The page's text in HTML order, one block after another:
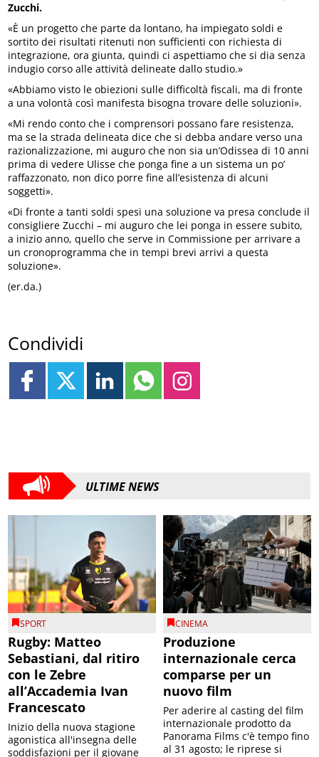
Zucchi.
«È un progetto che parte da lontano, ha impiegato soldi e
sortito dei risultati ritenuti non sufficienti con richiesta di
integrazione, ora giunta, quindi ci aspettiamo che si dia senza
indugio corso alle attività delineate dallo studio.»
«Abbiamo visto le obiezioni sulle difficoltà fiscali, ma di fronte
a una volontà così manifesta bisogna trovare delle soluzioni».
«Mi rendo conto che i comprensori possano fare resistenza,
ma se la strada delineata dice che si debba andare verso una
razionalizzazione, mi auguro che non sia un’Odissea di 10 anni
prima di vedere Ulisse che ponga fine a un sistema un po’
raffazzonato, non dico porre fine all’esistenza di alcuni
soggetti».
«Di fronte a tanti soldi spesi una soluzione va presa conclude il
consigliere Zucchi – mi auguro che lei ponga in essere subito,
a inizio anno, quello che serve in Commissione per arrivare a
un cronoprogramma che in tempi brevi arrivi a questa
soluzione».
(er.da.)
Condividi
ULTIME NEWS
SPORT
Rugby: Matteo
Sebastiani, dal ritiro
con le Zebre
all’Accademia Ivan
Francescato
Inizio della nuova stagione
agonistica all'insegna delle
soddisfazioni per il giovane
CINEMA
Produzione
internazionale cerca
comparse per un
nuovo film
Per aderire al casting del film
internazionale prodotto da
Panorama Films c'è tempo fino
al 31 agosto; le riprese si